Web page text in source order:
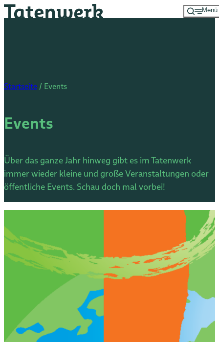
Zum
Menü
Startseite / Events
Events
Über das ganze Jahr hinweg gibt es im Tatenwerk
immer wieder kleine und große Veranstaltungen oder
öffentliche Events. Schau doch mal vorbei!